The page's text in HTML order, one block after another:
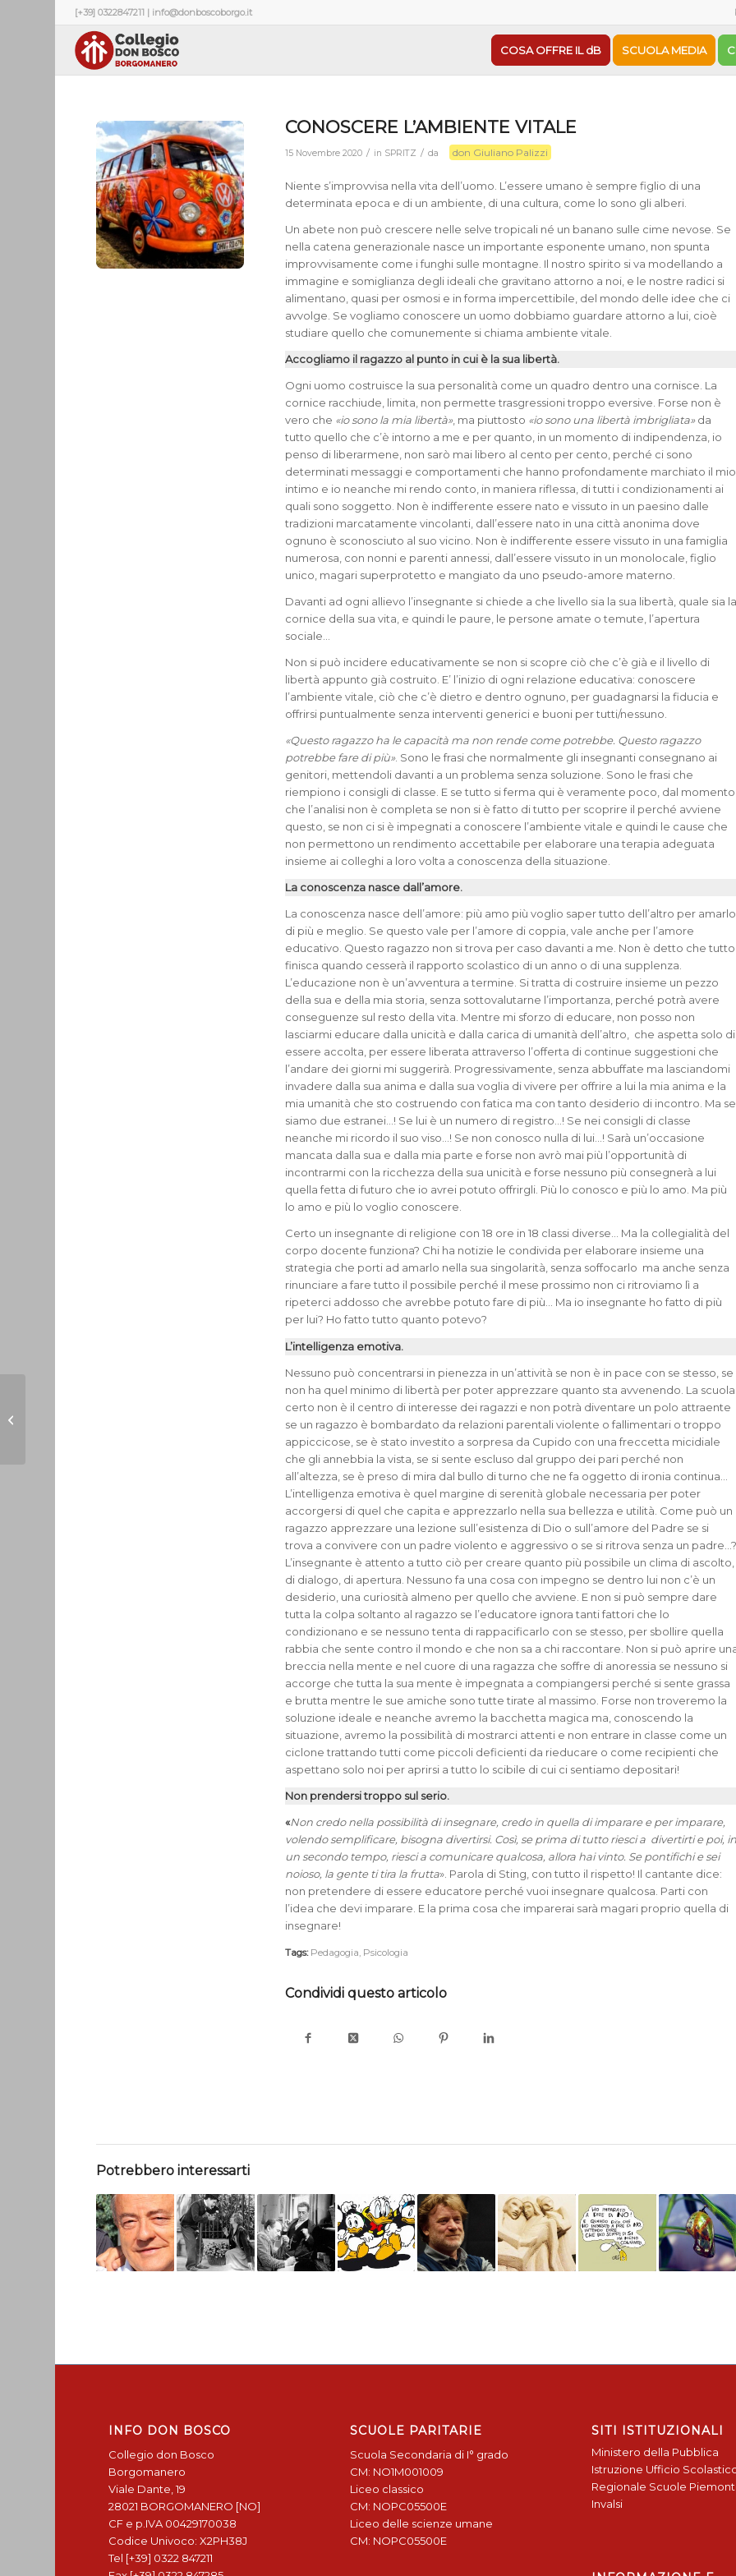
[+39] 0322847211 | info@donboscoborgo.it
COSA OFFRE IL dB SCUOLA MEDIA
CONOSCERE L’AMBIENTE VITALE
15 Novembre 2020 / in SPRITZ / da don Giuliano Palizzi
Niente s’improvvisa nella vita dell’uomo. L’essere umano è sempre figlio di una
determinata epoca e di un ambiente, di una cultura, co­me lo sono gli alberi.
Un abete non può crescere nelle selve tropicali né un banano sulle cime nevose. Se
nella catena generazionale nasce un importante esponente umano, non spunta
improvvisamente come i funghi sulle montagne. Il nostro spirito si va modellando a
immagine e somiglianza degli ideali che gravitano attorno a noi, e le nostre radici si
alimentano, quasi per osmosi e in forma impercettibile, del mondo delle idee che ci
avvolge. Se vogliamo conoscere un uo­mo dobbiamo guardare attorno a lui, cioè
studiare quello che comunemente si chiama ambiente vitale.
Accogliamo il ragazzo al punto in cui è la sua libertà.
Ogni uomo costruisce la sua personalità come un quadro dentro una cornisce. La
cornice racchiude, limita, non permette trasgressioni troppo eversive. Forse non è
vero che «io sono la mia libertà», ma piuttosto «io sono una libertà imbrigliata»da
tutto quello che c’è intorno a me e per quanto, in un momento di indipendenza, io
penso di liberarmene, non sarò mai libero al cento per cento, perché ci sono
determinati messaggi e comportamenti che hanno profondamente marchiato il mio
intimo e io neanche mi rendo conto, in maniera riflessa, di tutti i condizionamenti ai
quali sono soggetto. Non è indifferente essere nato e vissuto in un paesino dalle
tradizioni marcatamente vincolanti, dall’essere nato in una città anonima dove
ognuno è sconosciuto al suo vicino. Non è indifferente essere vissuto in una famiglia
numerosa, con nonni e parenti annessi, dall’essere vissuto in un monolocale, figlio
unico, magari superprotetto e mangiato da uno pseudo-amore materno.
Davanti ad ogni allievo l’insegnante si chiede a che livello sia la sua libertà, quale sia la
cornice della sua vita, e quindi le paure, le persone amate o temute, l’apertura
sociale…
Non si può incidere educativamente se non si scopre ciò che c’è già e il livello di
libertà appunto già costruito. E’ l’inizio di ogni relazione educativa: conoscere
l’ambiente vitale, ciò che c’è dietro e dentro ognuno, per guadagnarsi la fiducia e
offrirsi puntualmente senza interventi generici e buoni per tutti/nessuno.
«Questo ragazzo ha le capacità ma non rende come potrebbe. Questo ragazzo
potrebbe fare di più». Sono le frasi che normalmente gli insegnanti consegnano ai
genitori, mettendoli davanti a un problema senza soluzione. Sono le frasi che
riempiono i consigli di classe. E se tutto si ferma qui è veramente poco, dal momento
che l’analisi non è completa se non si è fatto di tutto per scoprire il perché avviene
questo, se non ci si è impegnati a conoscere l’ambiente vitale e quindi le cause che
non permettono un rendimento accettabile per elaborare una terapia adeguata
insieme ai colleghi a loro volta a conoscenza della situazione.
La conoscenza nasce dall’amore.
La conoscenza nasce dell’amore: più amo più voglio saper tutto dell’altro per amarlo
di più e meglio. Se questo vale per l’amore di coppia, vale anche per l’amore
educativo. Questo ragazzo non si trova per caso davanti a me. Non è detto che tutto
finisca quando cesserà il rapporto scolastico di un anno o di una supplenza.
L’educazione non è un’avventura a termine. Si tratta di costruire insieme un pezzo
della sua e della mia storia, senza sottovalutarne l’importanza, perché potrà avere
conseguenze sul resto della vita. Mentre mi sforzo di educare, non posso non
lasciarmi educare dalla unicità e dalla carica di umanità dell’altro, che aspetta solo di
essere accolta, per essere liberata attraverso l’offerta di continue suggestioni che
l’andare dei giorni mi suggerirà. Progressivamente, senza abbuffate ma lasciandomi
invadere dalla sua anima e dalla sua voglia di vivere per offrire a lui la mia anima e la
mia umanità che sto costruendo con fatica ma con tanto desiderio di incontro. Ma se
siamo due estranei…! Se lui è un numero di registro…! Se nei consigli di classe
neanche mi ricordo il suo viso…! Se non conosco nulla di lui…! Sarà un’occasione
mancata dalla sua e dalla mia parte e forse non avrò mai più l’opportunità di
incontrarmi con la ricchezza della sua unicità e forse nessuno più consegnerà a lui
quella fetta di futuro che io avrei potuto offrirgli. Più lo conosco e più lo amo. Ma più
lo amo e più lo voglio conoscere.
Certo un insegnante di religione con 18 ore in 18 classi diverse… Ma la collegialità del
corpo docente funziona? Chi ha notizie le condivida per elaborare insieme una
strategia che porti ad amarlo nella sua singolarità, senza soffocarlo ma anche senza
rinunciare a fare tutto il possibile perché il mese prossimo non ci ritroviamo lì a
ripeterci addosso che avrebbe potuto fare di più… Ma io insegnante ho fatto di più
per lui? Ho fatto tutto quanto potevo?
L’intelligenza emotiva.
Nessuno può concentrarsi in pienezza in un’attività se non è in pace con se stesso, se
non ha quel minimo di libertà per poter apprezzare quanto sta avvenendo. La scuola
certo non è il centro di interesse dei ragazzi e non potrà diventare un polo attraente
se un ragazzo è bombardato da relazioni parentali violente o fallimentari o troppo
appiccicose, se è stato investito a sorpresa da Cupido con una freccetta micidiale
che gli annebbia la vista, se si sente escluso dal gruppo dei pari perché non
all’altezza, se è preso di mira dal bullo di turno che ne fa oggetto di ironia continua…
L’intelligenza emotiva è quel margine di serenità globale necessaria per poter
accorgersi di quel che capita e apprezzarlo nella sua bellezza e utilità. Come può un
ragazzo apprezzare una lezione sull’esistenza di Dio o sull’amore del Padre se si
trova a convivere con un padre violento e aggressivo o se si ritrova senza un padre…?
L’insegnante è attento a tutto ciò per creare quanto più possibile un clima di ascolto,
di dialogo, di apertura. Nessuno fa una cosa con impegno se dentro lui non c’è un
desiderio, una curiosità almeno per quello che avviene. E non si può sempre dare
tutta la colpa soltanto al ragazzo se l’educatore ignora tanti fattori che lo
condizionano e se nessuno tenta di rappacificarlo con se stesso, per sbollire quella
rabbia che sente contro il mondo e che non sa a chi raccontare. Non si può aprire
breccia nella mente e nel cuore di una ragazza che soffre di anoressia se nessuno si
accorge che tutta la sua mente è impegnata a compiangersi perché si sente grassa
e brutta mentre le sue amiche sono tutte tirate al massimo. Forse non troveremo la
soluzione ideale e neanche avremo la bacchetta magica ma, conoscendo la
situazione, avremo la possibilità di mostrarci attenti e non entrare in classe come un
ciclone trattando tutti come piccoli deficienti da rieducare o come recipienti che
aspettano solo noi per aprirsi a tutto lo scibile di cui ci sentiamo depositari!
Non prendersi troppo sul serio.
«Non credo nella possibilità di insegnare, credo in quella di imparare e per imparare,
volendo semplificare, bisogna divertirsi. Così, se prima di tutto riesci a divertirti e poi, in
un secondo tempo, riesci a comunicare qualcosa, allora hai vinto. Se pontifichi e sei
noioso, la gente ti tira la frutta». Parola di Sting, con tutto il rispetto! Il cantante dice:
non pretendere di essere educatore perché vuoi insegnare qualcosa. Parti con
l’idea che devi imparare. E la prima cosa che imparerai sarà magari proprio quella di
insegnare!
Tags: Pedagogia Psicologia
Condividi questo articolo
Potrebbero interessarti
INFO DON BOSCO
Collegio don Bosco
Borgomanero
Viale Dante, 19
28021 BORGOMANERO [NO]
CF e p.IVA 00429170038
Codice Univoco: X2PH38J
Tel [+39] 0322 847211
SCUOLE PARITARIE
Scuola Secondaria di I° grado
CM: NO1M001009
Liceo classico
CM: NOPC05500E
Liceo delle scienze umane
CM: NOPC05500E
SITI ISTITUZIONALI
Ministero della Pubblica
Istruzione Ufficio
Regionale Scuole
Invalsi